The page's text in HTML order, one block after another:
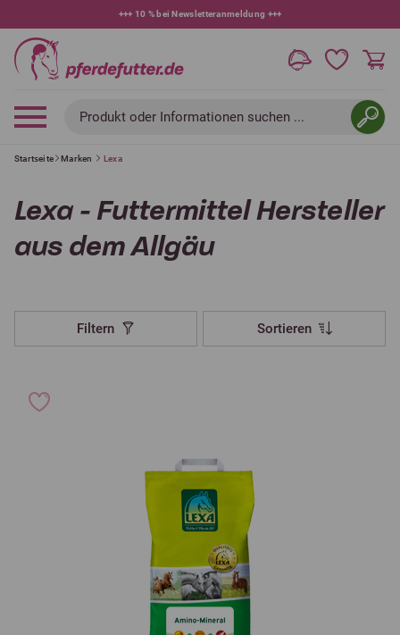
+++ 10 % bei Newsletteranmeldung +++
Produkt oder Informationen suchen ...
Startseite Marken Lexa
Lexa - Futtermittel Hersteller
aus dem Allgäu
Filtern Sortieren